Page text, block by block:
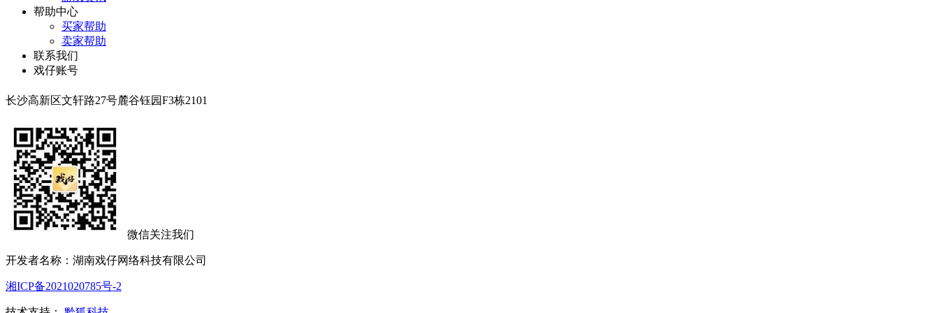
帮助中心
买家帮助
卖家帮助
联系我们
戏仔账号
长沙高新区文轩路27号麓谷钰园F3栋2101
微信关注我们
开发者名称：湖南戏仔网络科技有限公司
湘ICP备2021020785号-2